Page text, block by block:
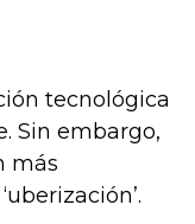
tecnológica
Sin embargo,
más